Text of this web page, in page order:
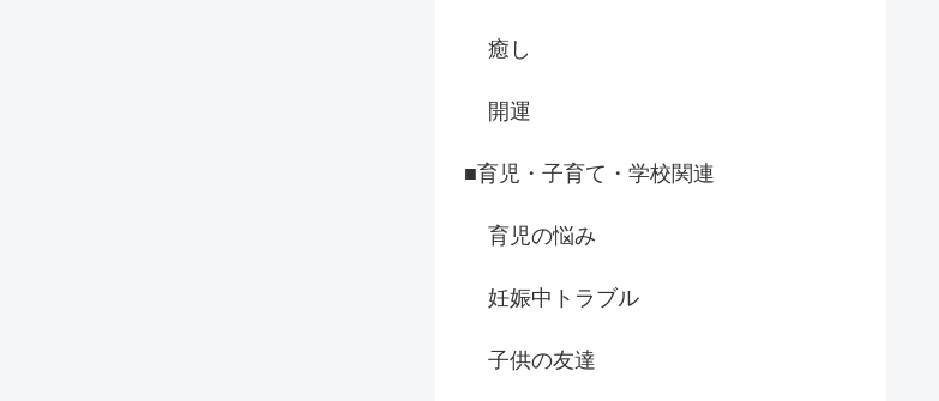
癒し
開運
■育児・子育て・学校関連
育児の悩み
妊娠中トラブル
子供の友達